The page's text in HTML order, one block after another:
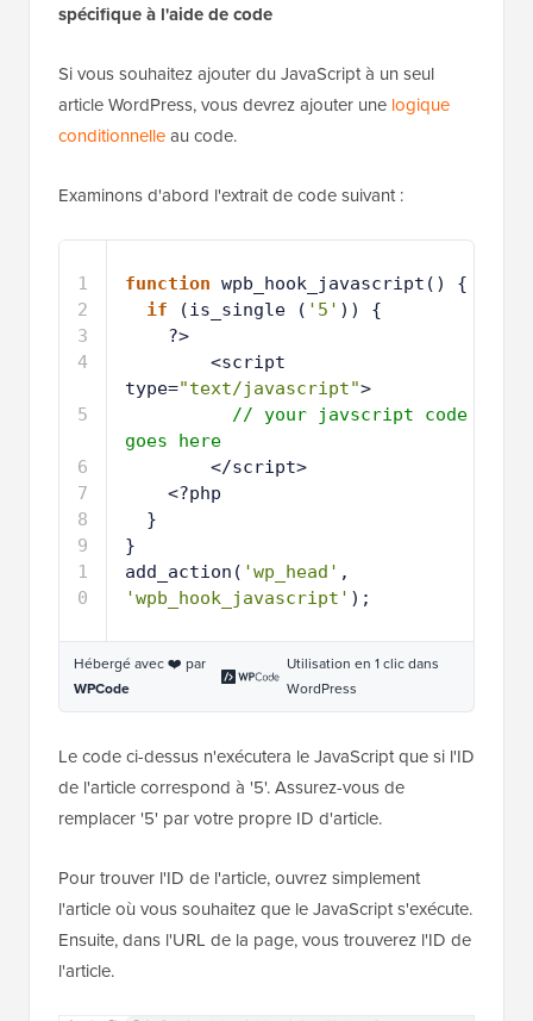
spécifique à l'aide de code
Si vous souhaitez ajouter du JavaScript à un seul
article WordPress, vous devrez ajouter une logique
conditionnelleau code.
Examinons d'abord l'extrait de code suivant :
1
2
3
4
5
6
7
8
9
1
0
function wpb_hook_javascript() {
if
(is_single ( '5' )) {
?>
<script
type="text/javascript">
// your javscript code
goes here
</script>
<?php
}
}
add_action( 'wp_head'
'wpb_hook_javascript' );
Hébergé avec ❤️ par
WPCode
Utilisation en 1 clic dans
WordPress
Le code ci-dessus n'exécutera le JavaScript que si l'ID
de l'article correspond à '5'. Assurez-vous de
remplacer '5' par votre propre ID d'article.
Pour trouver l'ID de l'article, ouvrez simplement
l'article où vous souhaitez que le JavaScript s'exécute.
Ensuite, dans l'URL de la page, vous trouverez l'ID de
l'article.